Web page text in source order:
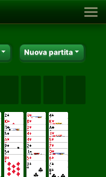
Nuova partita